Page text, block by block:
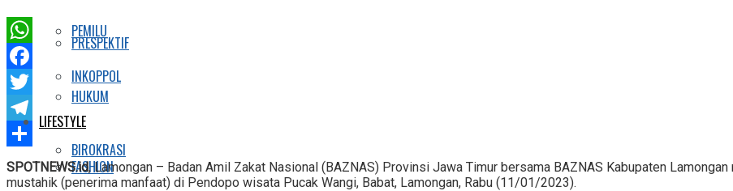
PEMILU
INKOPPOL
LIFESTYLE
FASHION
PRESPEKTIF
HUKUM
BIROKRASI
WhatsApp
Facebook
Twitter
Telegram
Share
SPOTNEWS.id, Lamongan – Badan Amil Zakat Nasional (BAZNAS) Provinsi Jawa Timur bersama BAZNAS Kabupaten
mustahik (penerima manfaat) di Pendopo wisata Pucak Wangi, Babat, Lamongan, Rabu (11/01/2023).